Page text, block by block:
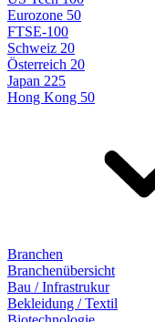
Eurozone 50
FTSE-100
Schweiz 20
Österreich 20
Japan 225
Hong Kong 50
Branchen
Branchenübersicht
Bau / Infrastrukur
Bekleidung / Textil